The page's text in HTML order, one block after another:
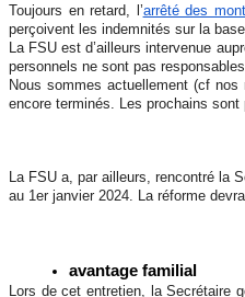
Toujours en retard, l’arrêté des
perçoivent les indemnités sur la base
La FSU est d’ailleurs intervenue
personnels ne sont pas
Nous sommes actuellement (cf
encore terminés. Les prochains sont
La FSU a, par ailleurs, rencontré la
au 1er janvier 2024. La réforme
avantage familial
Lors de cet entretien, la Secrétaire